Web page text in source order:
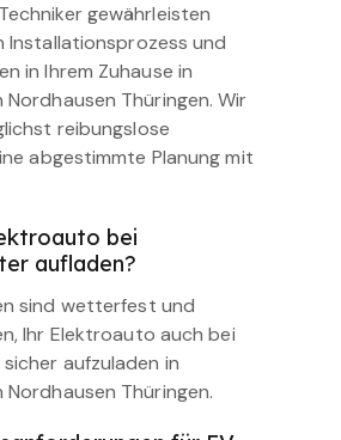
gewährleisten
Installationsprozess und
in Ihrem Zuhause in
Nordhausen Thüringen. Wir
reibungslose
abgestimmte Planung mit
bei
aufladen?
sind wetterfest und
Ihr Elektroauto auch bei
aufzuladen in
Nordhausen Thüringen.